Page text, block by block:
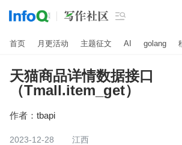

首页 月更活动 主题征文 AI golang
天猫商品详情数据接口
（Tmall.item_get）
作者： tbapi
2023-12-28
江西